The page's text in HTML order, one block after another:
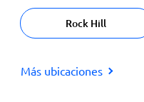
Rock Hill
Más ubicaciones